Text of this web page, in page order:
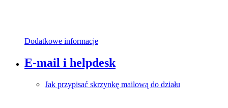
Dodatkowe informacje
E-mail i helpdesk
Jak przypisać skrzynkę mailową do działu